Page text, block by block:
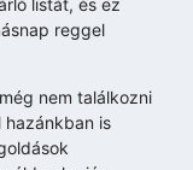
reggel
nem találkozni
hazánkban is